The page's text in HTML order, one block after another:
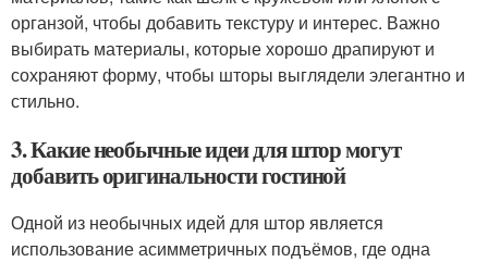
органзой, чтобы добавить текстуру и интерес. Важно
выбирать материалы, которые хорошо драпируют и
сохраняют форму, чтобы шторы выглядели элегантно и
стильно.
3. Какие необычные идеи для штор могут
добавить оригинальности гостиной
Одной из необычных идей для штор является
использование асимметричных подъёмов, где одна